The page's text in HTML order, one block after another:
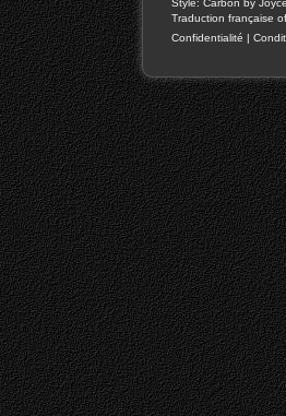
Style: Carbon by
Traduction française
Confidentialité |